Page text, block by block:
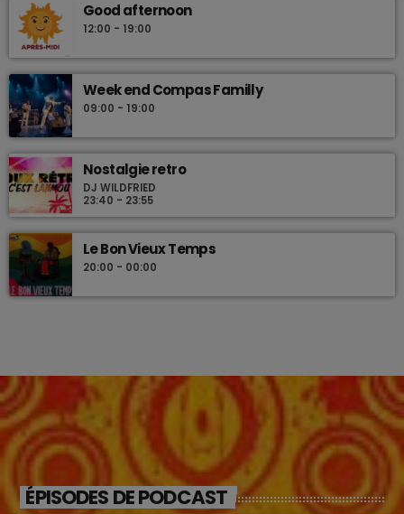
Good afternoon
12:00 - 19:00
Week end Compas Familly
09:00 - 19:00
Nostalgie retro
DJ WILDFRIED
23:40 - 23:55
Le Bon Vieux Temps
20:00 - 00:00
ÉPISODES DE PODCAST